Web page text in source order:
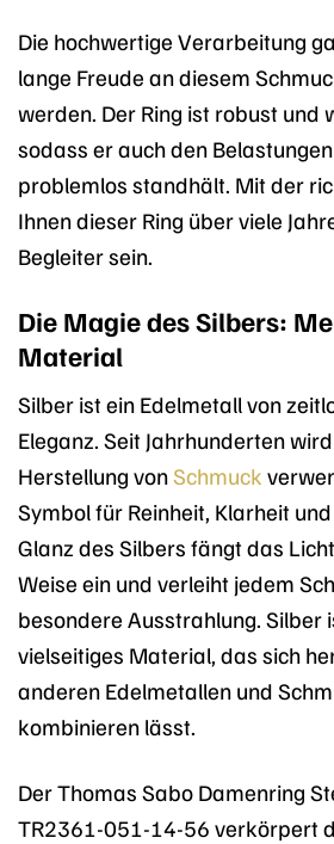
Die hochwertige Verarbeitung
lange Freude an diesem
werden. Der Ring ist robust und
sodass er auch den
problemlos standhält. Mit der
Ihnen dieser Ring über viele
Begleiter sein.
Die Magie des Silbers:
Material
Silber ist ein Edelmetall von
Eleganz. Seit Jahrhunderten
Herstellung vonSchmuck
Symbol für Reinheit, Klarheit
Glanz des Silbers fängt das
Weise ein und verleiht jedem
besondere Ausstrahlung. Silber
vielseitiges Material, das sich
anderen Edelmetallen und
kombinieren lässt.
Der Thomas Sabo Damenring
TR2361-051-14-56 verkörpert